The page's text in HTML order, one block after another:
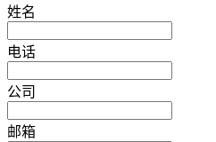
姓名
电话
公司
邮箱